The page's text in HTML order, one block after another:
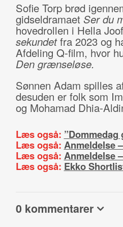
Sofie Torp brød
gidseldramaet Ser du
hovedrollen i Hella
sekundetfra 2023 og
Afdeling Q-film, hvor
Den grænseløse.
Sønnen Adam spilles
desuden er folk som
og Mohamad Dhia-
Læs også: ”Dommedag
Læs også: Anmeldelse
Læs også: Anmeldelse
Læs også: Ekko
0 kommentarer